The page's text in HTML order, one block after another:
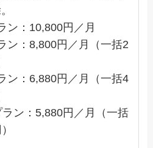
ン：10,800円／月
ン：8,800円／月（一括2
ン：6,880円／月（一括4
ン：5,880円／月（一括